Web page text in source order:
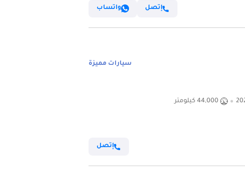
إتصل واتساب
سيارات مميزة
44,000 كيلومتر
إتصل